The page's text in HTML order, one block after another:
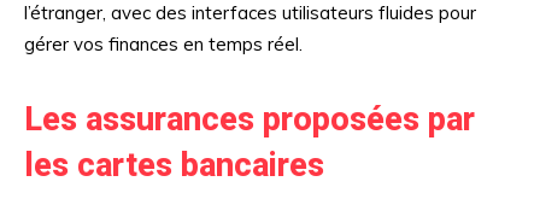
l’étranger, avec des interfaces utilisateurs fluides pour
gérer vos finances en temps réel.
Les assurances proposées par
les cartes bancaires